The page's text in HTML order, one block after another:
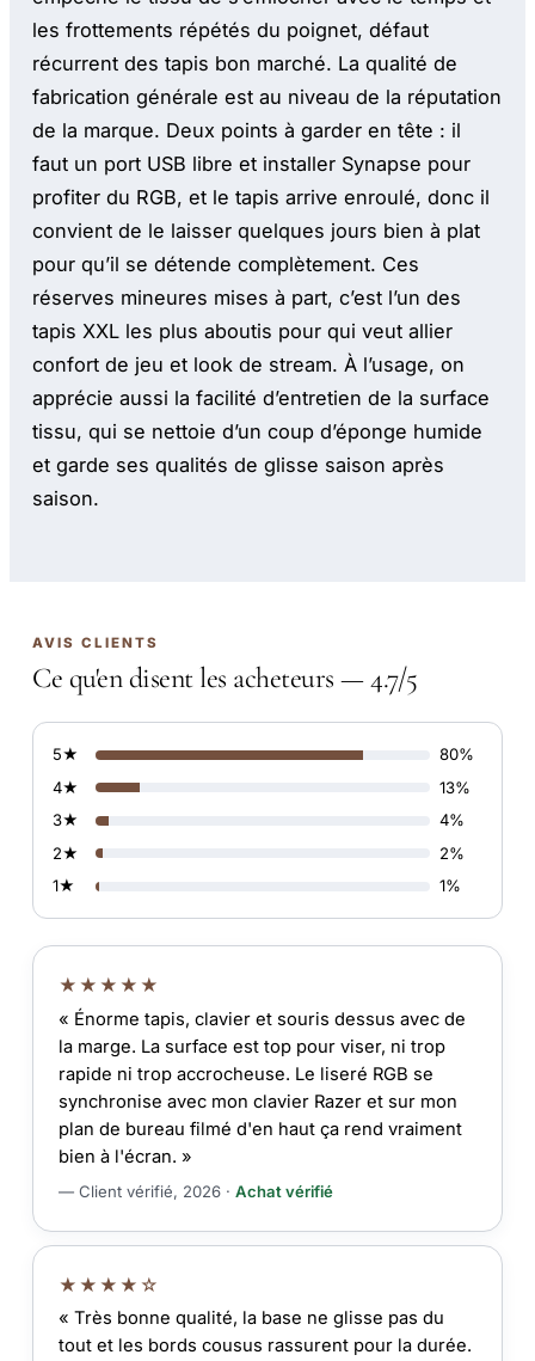
les frottements répétés du poignet, défaut
récurrent des tapis bon marché. La qualité de
fabrication générale est au niveau de la réputation
de la marque. Deux points à garder en tête : il
faut un port USB libre et installer Synapse pour
profiter du RGB, et le tapis arrive enroulé, donc il
convient de le laisser quelques jours bien à plat
pour qu’il se détende complètement. Ces
réserves mineures mises à part, c’est l’un des
tapis XXL les plus aboutis pour qui veut allier
confort de jeu et look de stream. À l’usage, on
apprécie aussi la facilité d’entretien de la surface
tissu, qui se nettoie d’un coup d’éponge humide
et garde ses qualités de glisse saison après
saison.
AVIS CLIENTS
Ce qu'en disent les acheteurs — 4.7/5
5★
80%
4★
13%
3★
4%
2★
2%
1★
1%
★★★★★
« Énorme tapis, clavier et souris dessus avec de
la marge. La surface est top pour viser, ni trop
rapide ni trop accrocheuse. Le liseré RGB se
synchronise avec mon clavier Razer et sur mon
plan de bureau filmé d'en haut ça rend vraiment
bien à l'écran. »
— Client vérifié, 2026 · Achat vérifié
★★★★☆
« Très bonne qualité, la base ne glisse pas du
tout et les bords cousus rassurent pour la durée.